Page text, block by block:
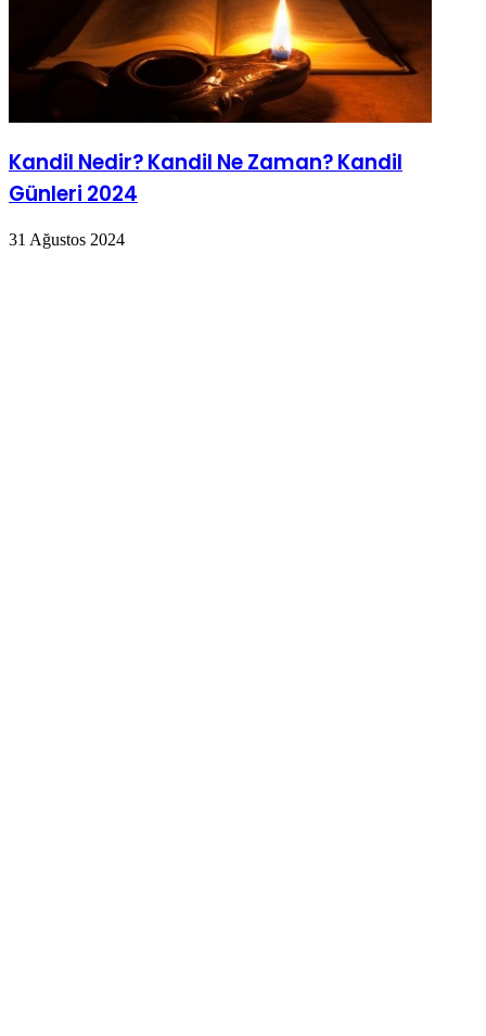
Kandil Nedir? Kandil Ne Zaman? Kandil
Günleri 2024
31 Ağustos 2024